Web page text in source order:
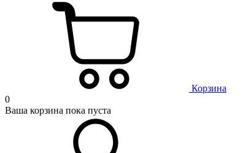
Корзина
0
Ваша корзина пока пуста